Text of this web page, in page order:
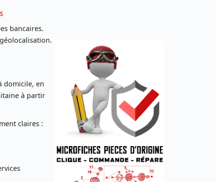
bancaires.
domicile, en
à partir
claires :